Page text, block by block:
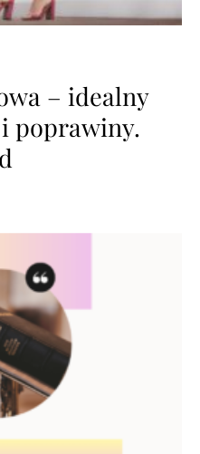
– idealny
poprawiny.